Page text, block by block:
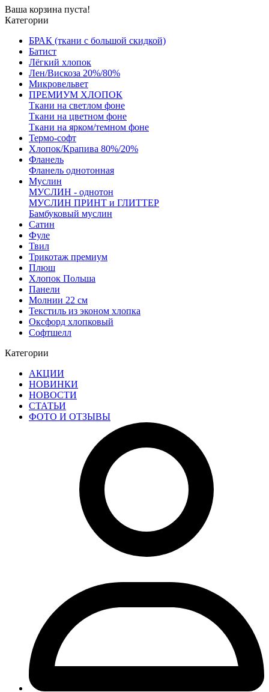
Ваша корзина пуста!
Категории
БРАК (ткани с большой скидкой)
Батист
Лёгкий хлопок
Лен/Вискоза 20%/80%
Микровельвет
ПРЕМИУМ ХЛОПОК
Ткани на светлом фоне
Ткани на цветном фоне
Ткани на ярком/темном фоне
Термо-софт
Хлопок/Крапива 80%/20%
Фланель
Фланель однотонная
Муслин
МУСЛИН - однотон
МУСЛИН ПРИНТ и ГЛИТТЕР
Бамбуковый муслин
Сатин
Фуле
Твил
Трикотаж премиум
Плюш
Хлопок Польша
Панели
Молнии 22 см
Текстиль из эконом хлопка
Оксфорд хлопковый
Софтшелл
Категории
АКЦИИ
НОВИНКИ
НОВОСТИ
СТАТЬИ
ФОТО И ОТЗЫВЫ